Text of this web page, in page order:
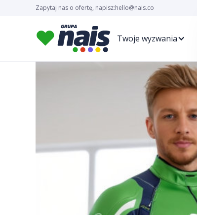
Zapytaj nas o ofertę, napisz:hello@nais.co
Twoje wyzwania